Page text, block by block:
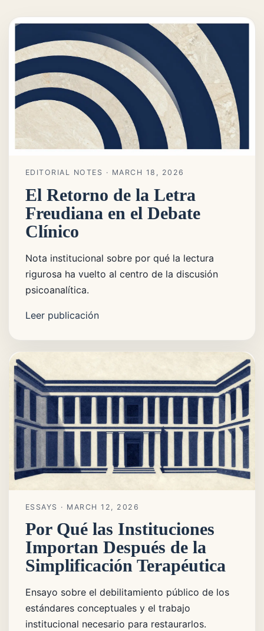
EDITORIAL NOTES · MARCH 18, 2026
El Retorno de la Letra
Freudiana en el Debate
Clínico
Nota institucional sobre por qué la lectura
rigurosa ha vuelto al centro de la discusión
psicoanalítica.
Leer publicación
ESSAYS · MARCH 12, 2026
Por Qué las Instituciones
Importan Después de la
Simplificación Terapéutica
Ensayo sobre el debilitamiento público de los
estándares conceptuales y el trabajo
institucional necesario para restaurarlos.